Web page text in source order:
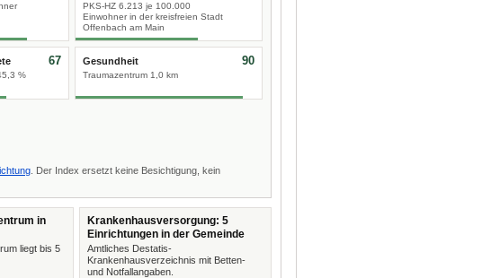
PKS-HZ 6.213 je 100.000
Einwohner in der kreisfreien Stadt
Offenbach am Main
%
67 Gesundheit
Traumazentrum 1,0 km
90
. Der Index ersetzt keine Besichtigung, kein
in
liegt bis 5
Krankenhausversorgung: 5
Einrichtungen in der Gemeinde
Amtliches Destatis-
Krankenhausverzeichnis mit Betten-
und Notfallangaben.